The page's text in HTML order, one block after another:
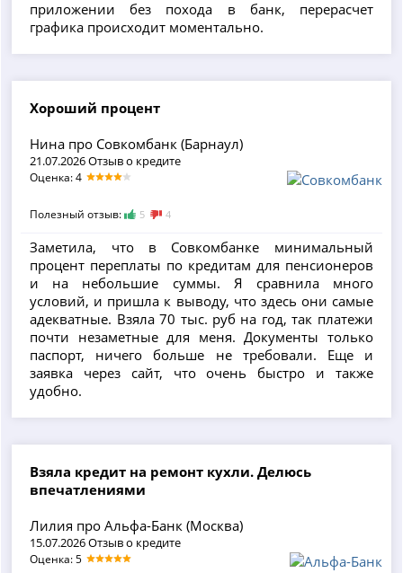
приложении без похода в банк, перерасчет
графика происходит моментально.
Хороший процент
Нина про Совкомбанк (Барнаул)
21.07.2026 Отзыв о кредите
Оценка: 4
Полезный отзыв: 5 4
Заметила, что в Совкомбанке минимальный
процент переплаты по кредитам для пенсионеров
и на небольшие суммы. Я сравнила много
условий, и пришла к выводу, что здесь они самые
адекватные. Взяла 70 тыс. руб на год, так платежи
почти незаметные для меня. Документы только
паспорт, ничего больше не требовали. Еще и
заявка через сайт, что очень быстро и также
удобно.
Взяла кредит на ремонт кухли. Делюсь
впечатлениями
Лилия про Альфа-Банк (Москва)
15.07.2026 Отзыв о кредите
Оценка: 5